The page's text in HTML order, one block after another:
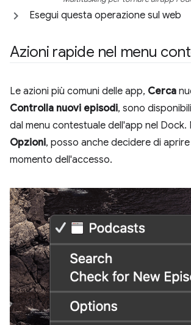
Esegui questa operazione sul web
Azioni rapide nel menu
Le azioni più comuni delle app, Cerca
Controlla nuovi episodi, sono
dal menu contestuale dell'app nel Dock.
Opzioni, posso anche decidere di
momento dell'accesso.